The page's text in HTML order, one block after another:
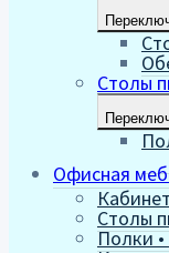
Столы
Офисная
Столы
Полки